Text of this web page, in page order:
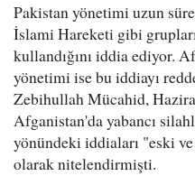
Pakistan yönetimi uzun
İslami Hareketi gibi
kullandığını iddia ediyor.
yönetimi ise bu iddiayı
Zebihullah Mücahid,
Afganistan'da yabancı
yönündeki iddiaları "eski
olarak nitelendirmişti.